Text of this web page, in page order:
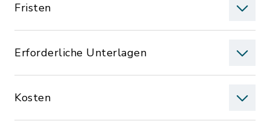
Fristen
Erforderliche Unterlagen
Kosten